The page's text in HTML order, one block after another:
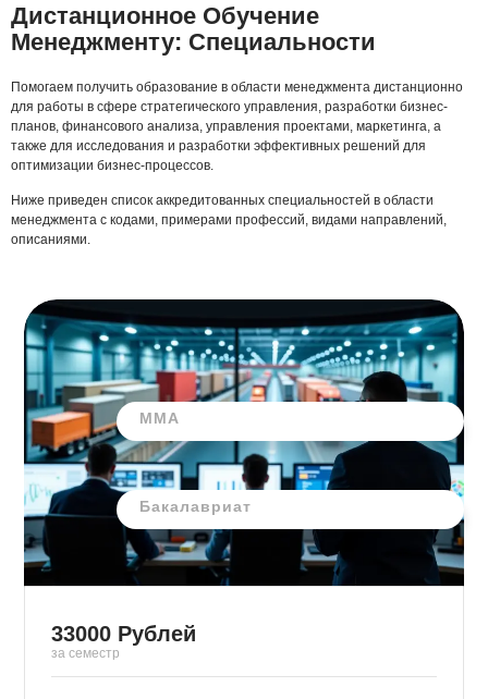
Дистанционное Обучение
Менеджменту: Специальности
Помогаем получить образование в области менеджмента дистанционно
для работы в сфере стратегического управления, разработки бизнес-
планов, финансового анализа, управления проектами, маркетинга, а
также для исследования и разработки эффективных решений для
оптимизации бизнес-процессов.
Ниже приведен список аккредитованных специальностей в области
менеджмента с кодами, примерами профессий, видами направлений,
описаниями.
ММА
Бакалавриат
33000 Рублей
за семестр